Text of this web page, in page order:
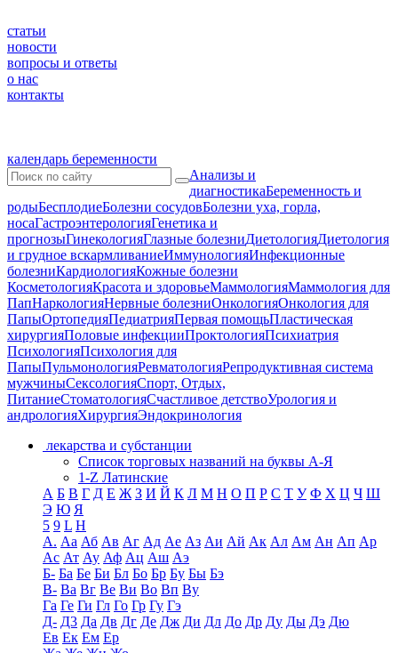
статьи
новости
вопросы и ответы
о нас
контакты
календарь беременности
Анализы и
диагностикаБеременность и
родыБесплодиеБолезни сосудовБолезни уха, горла,
носаГастроэнтерологияГенетика и
прогнозыГинекологияГлазные болезниДиетологияДиетология
и грудное вскармливаниеИммунологияИнфекционные
болезниКардиологияКожные болезни
КосметологияКрасота и здоровьеМаммологияМаммология для
ПапНаркологияНервные болезниОнкологияОнкология для
ПапыОртопедияПедиатрияПервая помощьПластическая
хирургияПоловые инфекцииПроктологияПсихиатрия
ПсихологияПсихология для
ПапыПульмонологияРевматологияРепродуктивная система
мужчиныСексологияСпорт, Отдых,
ПитаниеСтоматологияСчастливое детствоУрология и
андрологияХирургияЭндокринология
лекарства и субстанции
Список торговых названий на буквы А-Я
1-Z Латинские
А Б В Г Д Е Ж З И Й К Л М Н О П Р С Т У Ф Х Ц Ч Ш
Э Ю Я
5 9 L H
А. Аа Аб Ав Аг Ад Ае Аз Аи Ай Ак Ал Ам Ан Ап Ар
Ас Ат Ау Аф Ац Аш Аэ
Б- Ба Бе Би Бл Бо Бр Бу Бы Бэ
В- Ва Вг Ве Ви Во Вп Ву
Га Ге Ги Гл Го Гр Гу Гэ
Д- Д3 Да Дв Дг Де Дж Ди Дл До Др Ду Ды Дэ Дю
Ев Ек Ем Ер